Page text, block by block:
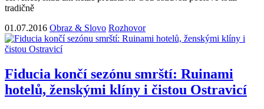
tradičně
01.07.2016 Obraz & Slovo Rozhovor
Fiducia končí sezónu smrští: Ruinami
hotelů, ženskými klíny i čistou Ostravicí